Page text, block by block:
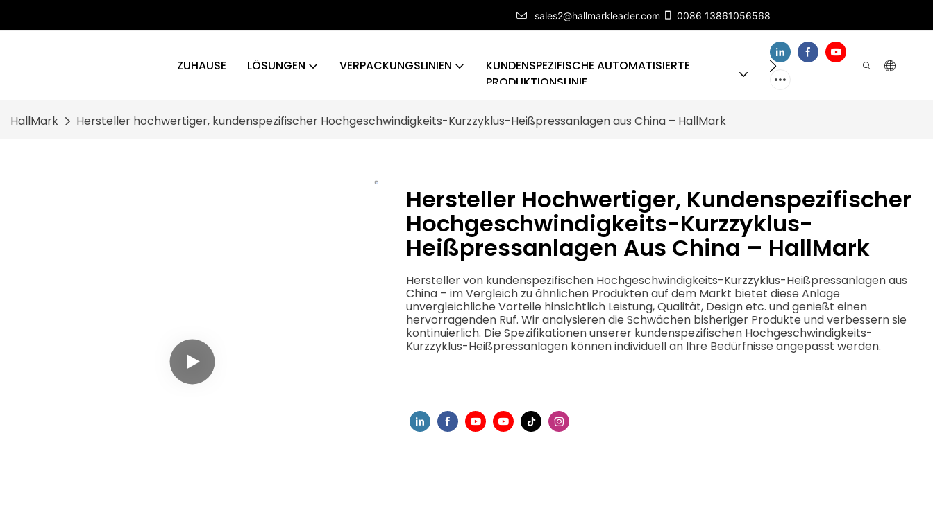
sales2@hallmarkleader.com 0086 13861056568
ZUHAUSE LÖSUNGEN VERPACKUNGSLINIEN
KUNDENSPEZIFISCHE AUTOMATISIERTE
PRODUKTIONSLINIE
ÜBER UNS
HallMark Hersteller hochwertiger, kundenspezifischer Hochgeschwindigkeits-Kurzzyklus-Heißpressanlagen aus China – HallMark
Hersteller Hochwertiger, Kundenspezifischer
Hochgeschwindigkeits-Kurzzyklus-
Heißpressanlagen Aus China – HallMark
Hersteller von kundenspezifischen Hochgeschwindigkeits-Kurzzyklus-Heißpressanlagen aus
China – im Vergleich zu ähnlichen Produkten auf dem Markt bietet diese Anlage
unvergleichliche Vorteile hinsichtlich Leistung, Qualität, Design etc. und genießt einen
hervorragenden Ruf. Wir analysieren die Schwächen bisheriger Produkte und verbessern sie
kontinuierlich. Die Spezifikationen unserer kundenspezifischen Hochgeschwindigkeits-
Kurzzyklus-Heißpressanlagen können individuell an Ihre Bedürfnisse angepasst werden.